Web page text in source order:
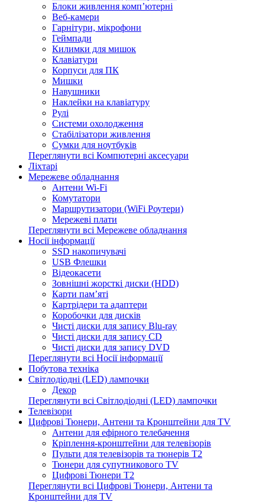
Блоки живлення комп’ютерні
Веб-камери
Гарнітури, мікрофони
Геймпади
Килимки для мишок
Клавіатури
Корпуси для ПК
Мишки
Навушники
Наклейки на клавіатуру
Рулі
Системи охолодження
Стабілізатори живлення
Сумки для ноутбуків
Переглянути всі Компютерні аксесуари
Ліхтарі
Мережеве обладнання
Антени Wi-Fi
Комутатори
Маршрутизатори (WiFi Роутери)
Мережеві плати
Переглянути всі Мережеве обладнання
Носії інформації
SSD накопичувачі
USB Флешки
Відеокасети
Зовнішні жорсткі диски (HDD)
Карти пам’яті
Картрідери та адаптери
Коробочки для дисків
Чисті диски для запису Blu-ray
Чисті диски для запису CD
Чисті диски для запису DVD
Переглянути всі Носії інформації
Побутова техніка
Світлодіодні (LED) лампочки
Декор
Переглянути всі Світлодіодні (LED) лампочки
Телевізори
Цифрові Тюнери, Антени та Кронштейни для TV
Антени для ефірного телебачення
Кріплення-кронштейни для телевізорів
Пульти для телевізорів та тюнерів T2
Тюнери для супутникового TV
Цифрові Тюнери T2
Переглянути всі Цифрові Тюнери, Антени та
Кронштейни для TV